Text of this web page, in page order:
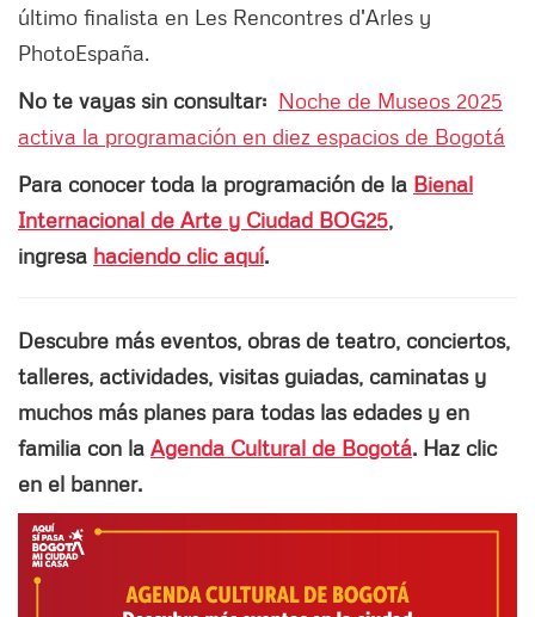
último finalista en Les Rencontres d'Arles y
PhotoEspaña.
No te vayas sin consultar: Noche de Museos 2025
activa la programación en diez espacios de Bogotá
Para conocer toda la programación de la Bienal
Internacional de Arte y Ciudad BOG25,
ingresa haciendo clic aquí.
Descubre más eventos, obras de teatro, conciertos,
talleres, actividades, visitas guiadas, caminatas y
muchos más planes para todas las edades y en
familia con la Agenda Cultural de Bogotá. Haz clic
en el banner.